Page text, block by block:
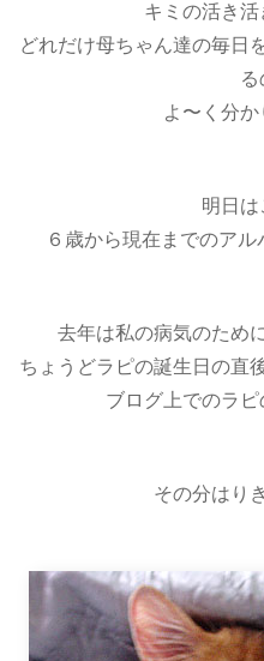
キミの活き
どれだけ母ちゃん達の毎日
よ〜く分
明日は
６歳から現在までのア
去年は私の病気のため
ちょうどラピの誕生日の直
ブログ上でのラ
その分はり